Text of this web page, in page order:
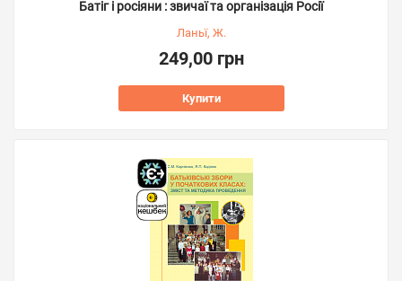
Батіг і росіяни : звичаї та організація Росії
Ланьї, Ж.
249,00 грн
Купити